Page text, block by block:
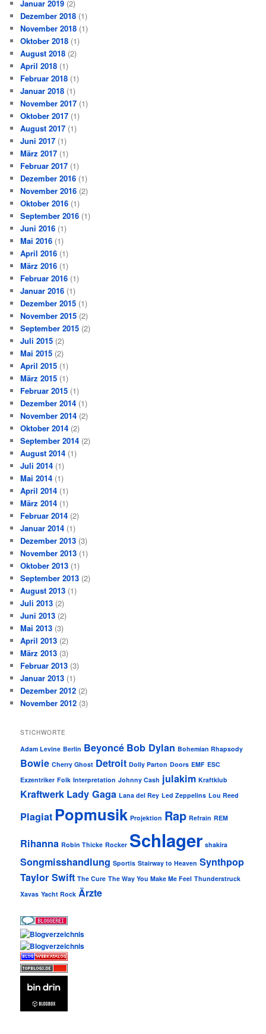
Januar 2019 (2)
Dezember 2018 (1)
November 2018 (1)
Oktober 2018 (1)
August 2018 (2)
April 2018 (1)
Februar 2018 (1)
Januar 2018 (1)
November 2017 (1)
Oktober 2017 (1)
August 2017 (1)
Juni 2017 (1)
März 2017 (1)
Februar 2017 (1)
Dezember 2016 (1)
November 2016 (2)
Oktober 2016 (1)
September 2016 (1)
Juni 2016 (1)
Mai 2016 (1)
April 2016 (1)
März 2016 (1)
Februar 2016 (1)
Januar 2016 (1)
Dezember 2015 (1)
November 2015 (2)
September 2015 (2)
Juli 2015 (2)
Mai 2015 (2)
April 2015 (1)
März 2015 (1)
Februar 2015 (1)
Dezember 2014 (1)
November 2014 (2)
Oktober 2014 (2)
September 2014 (2)
August 2014 (1)
Juli 2014 (1)
Mai 2014 (1)
April 2014 (1)
März 2014 (1)
Februar 2014 (2)
Januar 2014 (1)
Dezember 2013 (3)
November 2013 (1)
Oktober 2013 (1)
September 2013 (2)
August 2013 (1)
Juli 2013 (2)
Juni 2013 (2)
Mai 2013 (3)
April 2013 (2)
März 2013 (3)
Februar 2013 (3)
Januar 2013 (1)
Dezember 2012 (2)
November 2012 (3)
STICHWORTE
Adam Levine Berlin Beyoncé Bob Dylan Bohemian Rhapsody
Bowie Cherry Ghost Detroit Dolly Parton Doors EMF ESC
Exzentriker Folk Interpretation Johnny Cash julakim Kraftklub
Kraftwerk Lady Gaga Lana del Rey Led Zeppelins Lou Reed
Plagiat Popmusik Projektion Rap Refrain REM
Rihanna Robin Thicke Rocker Schlager shakira
Songmisshandlung Sportis Stairway to Heaven Synthpop
Taylor Swift The Cure The Way You Make Me Feel Thunderstruck
Xavas Yacht Rock Ärzte